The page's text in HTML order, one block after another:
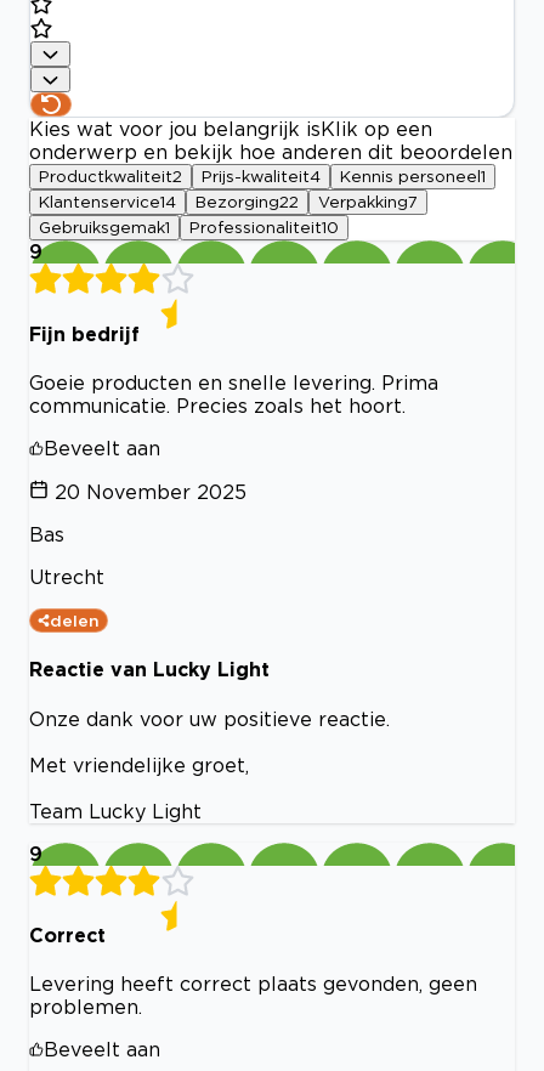
Kies wat voor jou belangrijk is Klik op een
onderwerp en bekijk hoe anderen dit beoordelen
Productkwaliteit2 Prijs-kwaliteit4 Kennis personeel 1
Klantenservice14 Bezorging22 Verpakking7
Gebruiksgemak1 Professionaliteit10
9
Fijn bedrijf
Goeie producten en snelle levering. Prima
communicatie. Precies zoals het hoort.
Beveelt aan
20 November 2025
Bas
Utrecht
delen
Reactie van Lucky Light
Onze dank voor uw positieve reactie.
Met vriendelijke groet,
Team Lucky Light
9
Correct
Levering heeft correct plaats gevonden, geen
problemen.
Beveelt aan